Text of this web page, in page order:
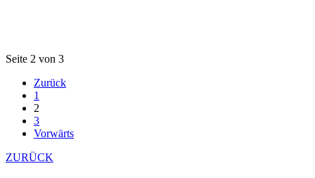
Seite 2 von 3
Zurück
1
2
3
Vorwärts
ZURÜCK